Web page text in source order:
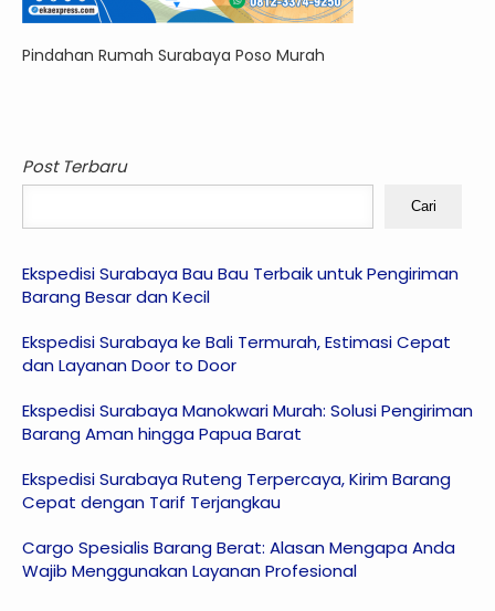
Pindahan Rumah Surabaya Poso Murah
Post Terbaru
Cari
Ekspedisi Surabaya Bau Bau Terbaik untuk Pengiriman
Barang Besar dan Kecil
Ekspedisi Surabaya ke Bali Termurah, Estimasi Cepat
dan Layanan Door to Door
Ekspedisi Surabaya Manokwari Murah: Solusi Pengiriman
Barang Aman hingga Papua Barat
Ekspedisi Surabaya Ruteng Terpercaya, Kirim Barang
Cepat dengan Tarif Terjangkau
Cargo Spesialis Barang Berat: Alasan Mengapa Anda
Wajib Menggunakan Layanan Profesional